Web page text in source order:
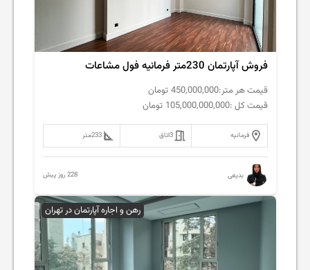
فروش آپارتمان 230متر فرمانیه فول مشاعات
قیمت هر متر:450,000,000 تومان
قیمت کل :105,000,000,000 تومان
فرمانیه 3اتاق 233متر
بدیعی 228 روز پیش
رهن و اجاره آپارتمان در تهران